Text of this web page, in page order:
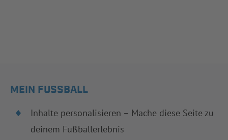
MEIN FUSSBALL
Inhalte personalisieren – Mache diese Seite zu
deinem Fußballerlebnis